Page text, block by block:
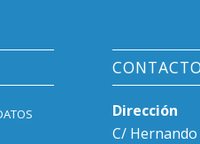
Dirección
C/